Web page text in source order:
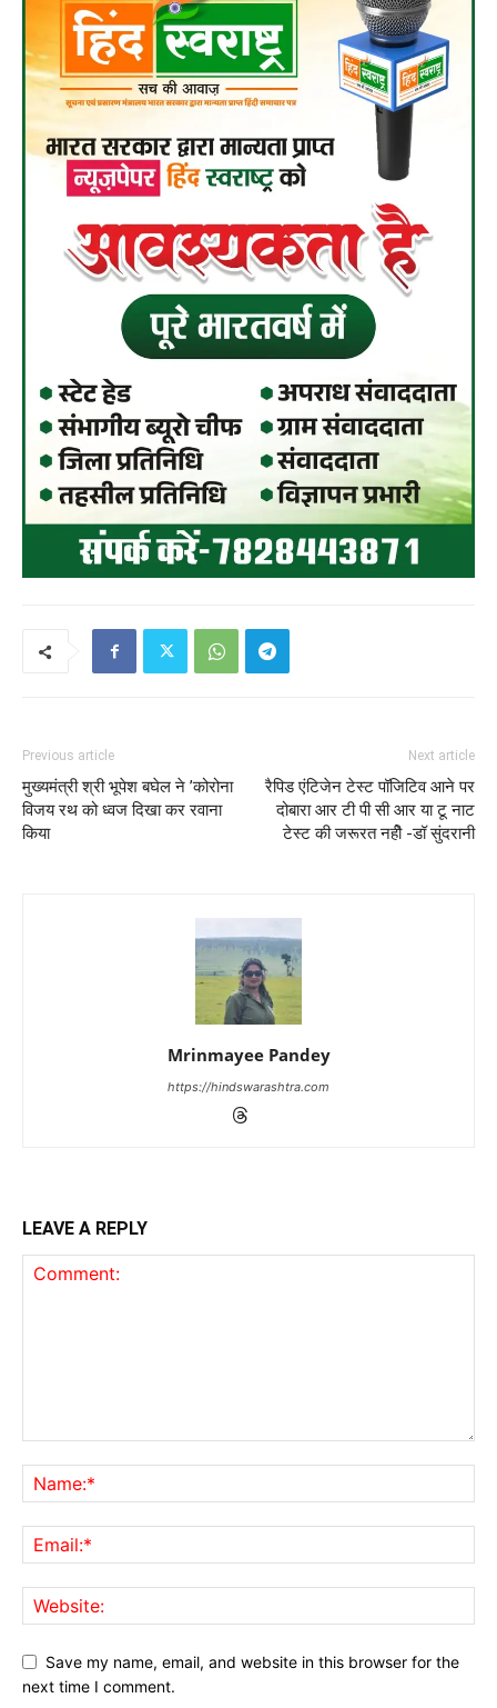
Previous article
मुख्यमंत्री श्री भूपेश बघेल ने ’कोरोना
विजय रथ को ध्वज दिखा कर रवाना
किया
Next article
रैपिड एंटिजेन टेस्ट पॉजिटिव आने पर
दोबारा आर टी पी सी आर या टू नाट
टेस्ट की जरूरत नहीे -डॉ सुंदरानी
Mrinmayee Pandey
https://hindswarashtra.com
LEAVE A REPLY
Save my name, email, and website in this browser for the
next time I comment.